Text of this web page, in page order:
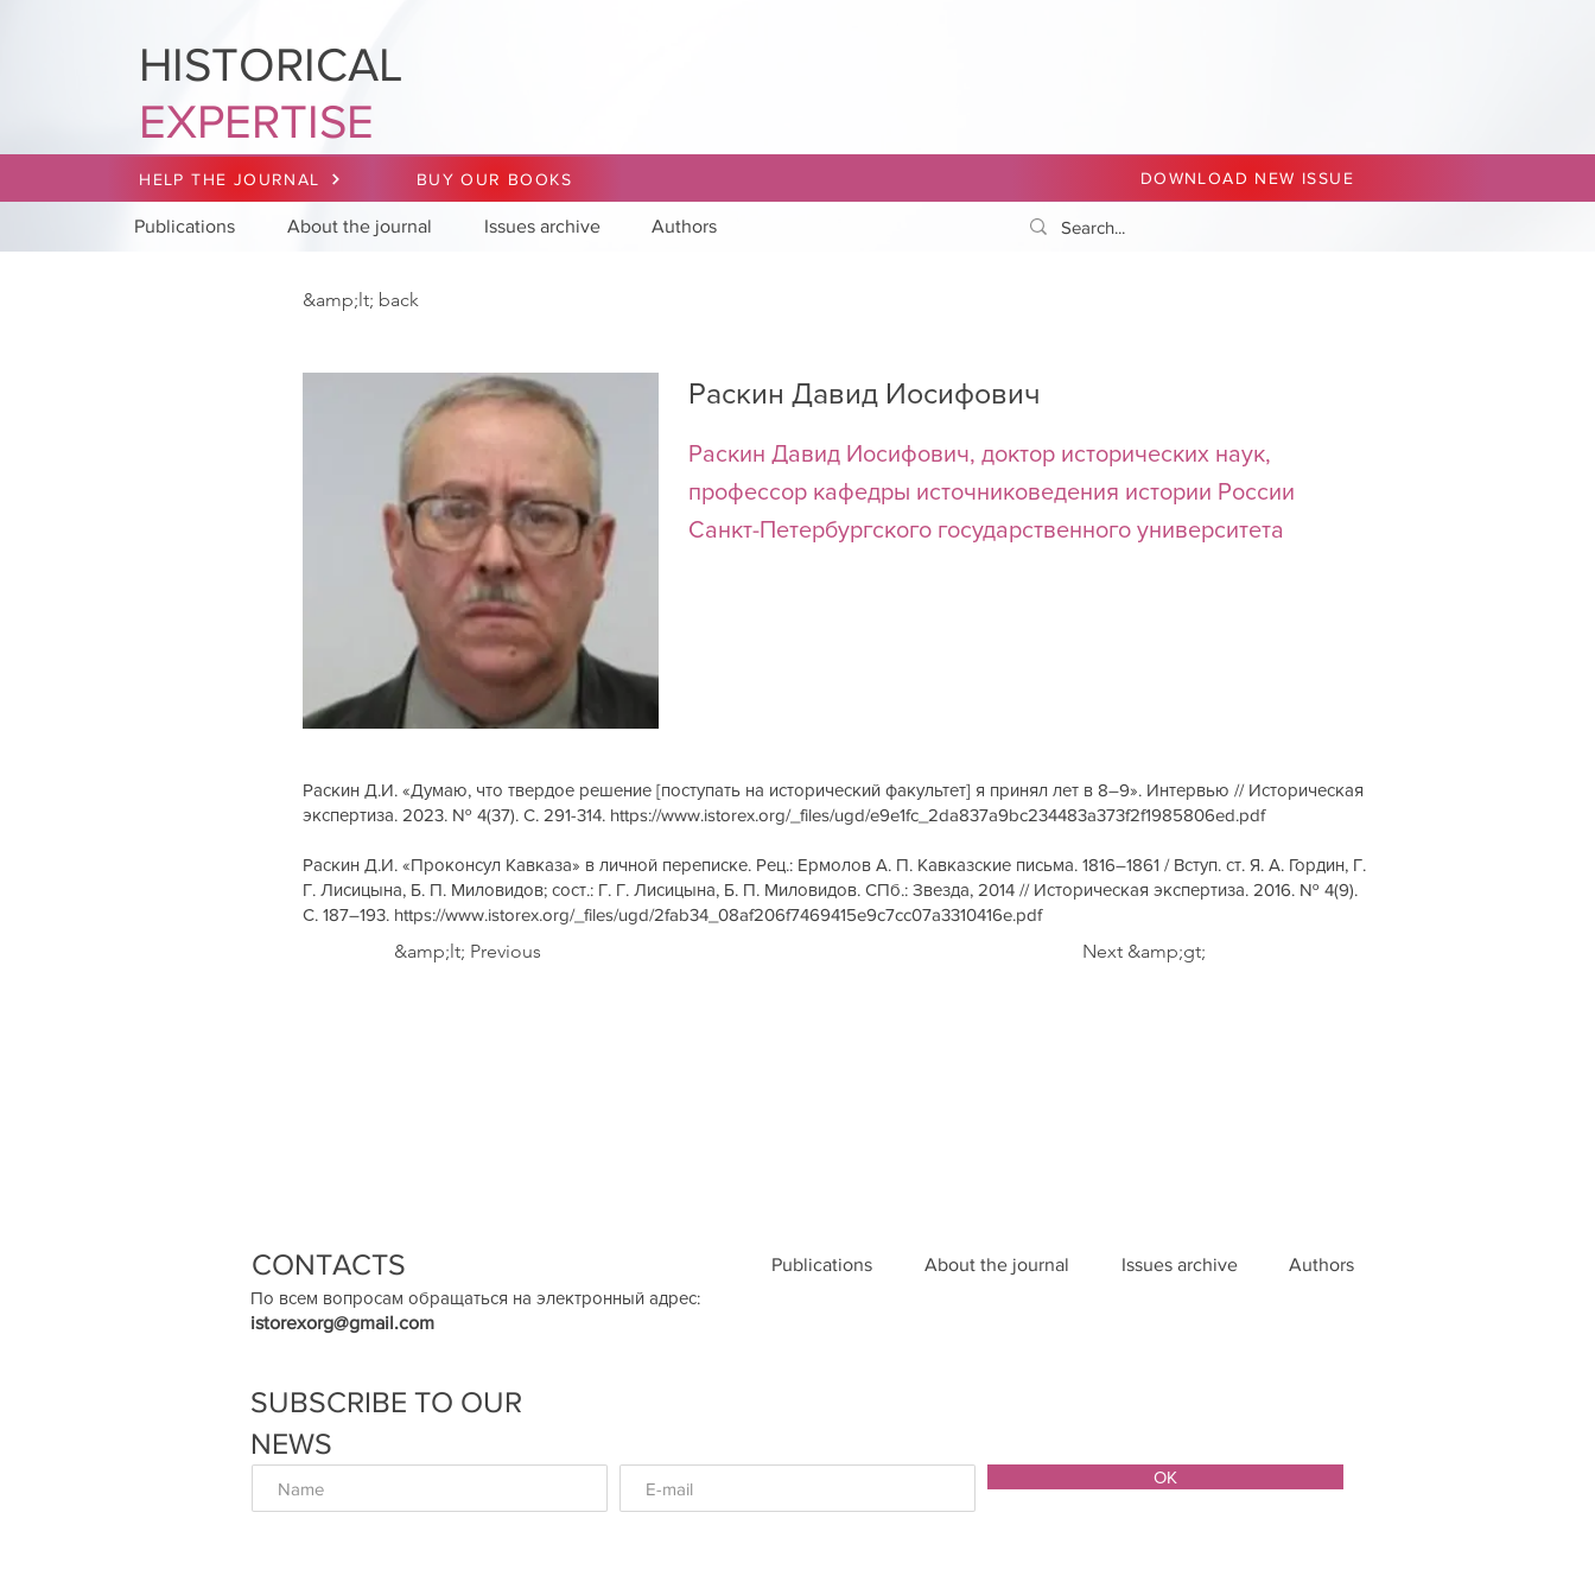
HISTORICAL
EXPERTISE
HELP THE JOURNAL BUY OUR BOOKS
Publications About the journal Issues archive Authors
DOWNLOAD NEW ISSUE
&amp;lt; back
Раскин Давид Иосифович
Раскин Давид Иосифович, доктор исторических наук,
профессор кафедры источниковедения истории России
Санкт-Петербургского государственного университета
Раскин Д.И. «Думаю, что твердое решение [поступать на исторический факультет] я принял лет в 8–9». Интервью // Историческая
экспертиза. 2023. № 4(37). С. 291-314. https://www.istorex.org/_files/ugd/e9e1fc_2da837a9bc234483a373f2f1985806ed.pdf
Раскин Д.И. «Проконсул Кавказа» в личной переписке. Рец.: Ермолов А. П. Кавказские письма. 1816–1861 / Вступ. ст. Я. А. Гордин, Г.
Г. Лисицына, Б. П. Миловидов; сост.: Г. Г. Лисицына, Б. П. Миловидов. СПб.: Звезда, 2014 // Историческая экспертиза. 2016. № 4(9).
С. 187–193. https://www.istorex.org/_files/ugd/2fab34_08af206f7469415e9c7cc07a3310416e.pdf
&amp;lt; Previous Next &amp;gt;
CONTACTS Publications About the journal Issues archive
Authors
По всем вопросам обращаться на электронный адрес:
istorexorg@gmail.com
SUBSCRIBE TO OUR
NEWS
ОК